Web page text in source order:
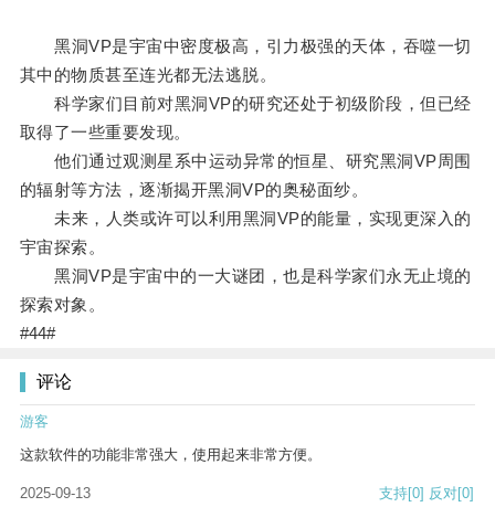
黑洞VP是宇宙中密度极高，引力极强的天体，吞噬一切
其中的物质甚至连光都无法逃脱。
科学家们目前对黑洞VP的研究还处于初级阶段，但已经
取得了一些重要发现。
他们通过观测星系中运动异常的恒星、研究黑洞VP周围
的辐射等方法，逐渐揭开黑洞VP的奥秘面纱。
未来，人类或许可以利用黑洞VP的能量，实现更深入的
宇宙探索。
黑洞VP是宇宙中的一大谜团，也是科学家们永无止境的
探索对象。
#44#
评论
游客
这款软件的功能非常强大，使用起来非常方便。
2025-09-13 支持[0] 反对[0]